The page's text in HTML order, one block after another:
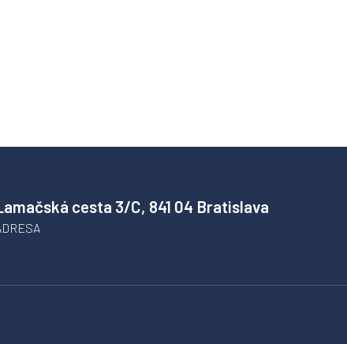
cesta 3/C, 841 04 Bratislava